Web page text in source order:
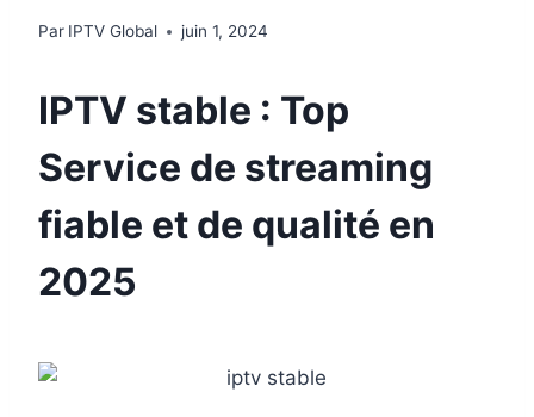
Par IPTV Global juin 1, 2024
IPTV stable : Top
Service de streaming
fiable et de qualité en
2025